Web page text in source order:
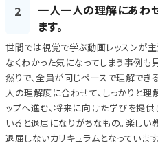
2
一人一人の理解にあわ
ます。
世間では視覚で学ぶ動画レッスンが
なくわかった気になってしまう事例も
然りで、全員が同じペースで理解でき
人の理解度に合わせて、しっかりと理
ップへ進む、将来に向けた学びを提供
いると退屈になりがちなもの。楽しい
退屈しないカリキュラムとなっています